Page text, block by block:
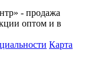
- продажа
оптом и в
Карта